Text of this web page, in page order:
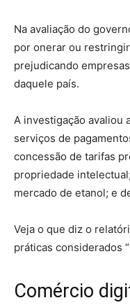
Na avaliação do
por onerar ou
prejudicando
daquele país.
A investigação avaliou
serviços de
concessão de tarifas
propriedade
mercado de etanol; e
Veja o que diz o
práticas considerados
Comércio